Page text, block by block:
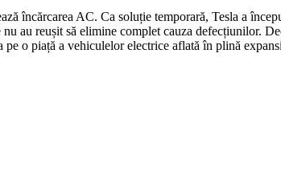
încărcarea AC. Ca soluție temporară, Tesla a
au reușit să elimine complet cauza defecțiunilor.
pe o piață a vehiculelor electrice aflată în plină